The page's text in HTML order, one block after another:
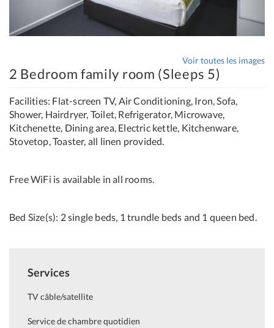
Voir toutes les images
2 Bedroom family room (Sleeps 5)
Facilities: Flat-screen TV, Air Conditioning, Iron, Sofa,
Shower, Hairdryer, Toilet, Refrigerator, Microwave,
Kitchenette, Dining area, Electric kettle, Kitchenware,
Stovetop, Toaster, all linen provided.
Free WiFi is available in all rooms.
Bed Size(s): 2 single beds, 1 trundle beds and 1 queen bed.
Services
TV câble/satellite
Service de chambre quotidien